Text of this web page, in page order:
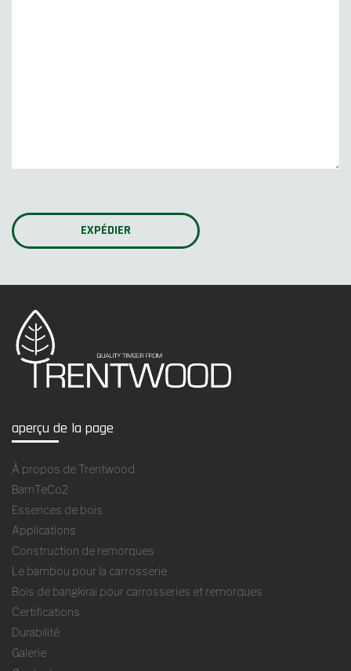
aperçu de la page
À propos de Trentwood
BamTeCo2
Essences de bois
Applications
Construction de remorques
Le bambou pour la carrosserie
Bois de bangkirai pour carrosseries et remorques
Certifications
Durabilité
Galerie